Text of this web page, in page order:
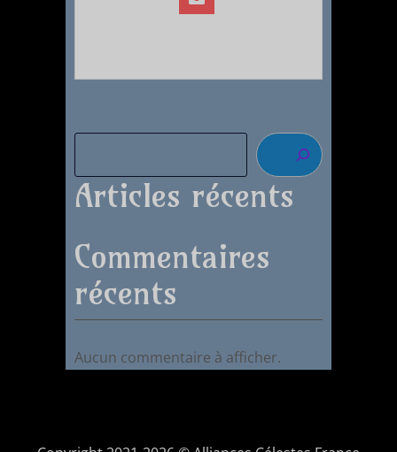
Articles récents
Commentaires
récents
Aucun commentaire à afficher.